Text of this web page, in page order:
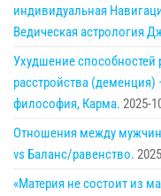
индивидуальная
Ведическая астрология
Ухудшение
расстройства
философия, Карма. 2025-
Отношения между
vs Баланс/равенство.
«Материя не состоит из